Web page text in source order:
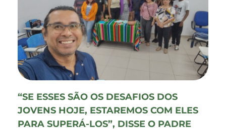
“SE ESSES SÃO OS DESAFIOS DOS
JOVENS HOJE, ESTAREMOS COM ELES
PARA SUPERÁ-LOS”, DISSE O PADRE